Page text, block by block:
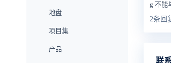
地盘
项目集
产品
g 不能
2条回
联